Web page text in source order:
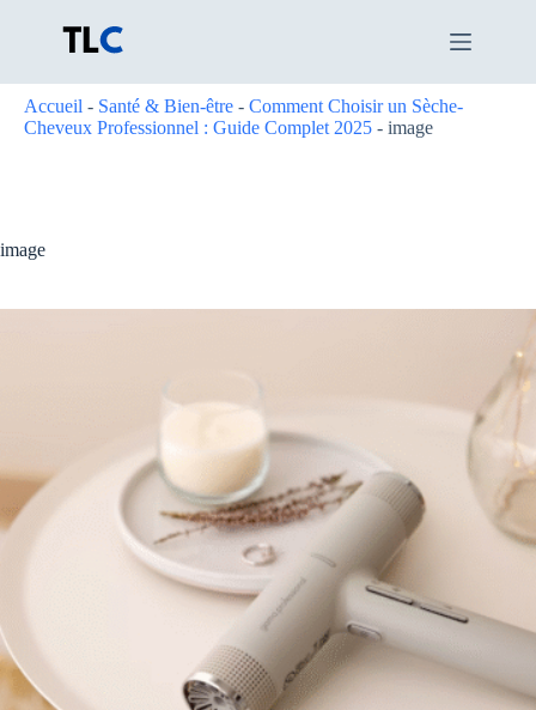
Accueil - Santé & Bien-être - Comment Choisir un Sèche-
Cheveux Professionnel : Guide Complet 2025 - image
image